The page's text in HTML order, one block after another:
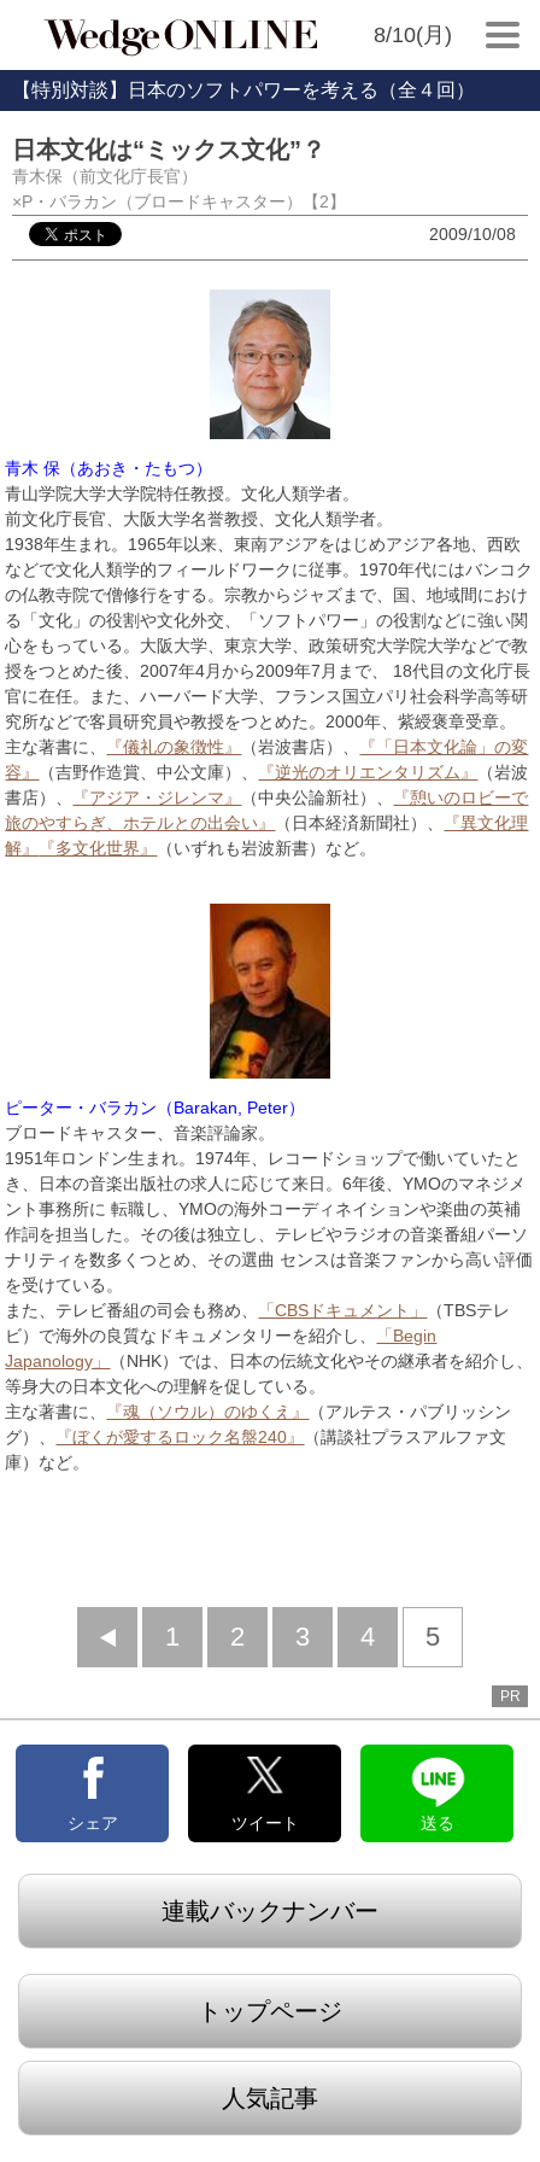
8/10(月)
【特別対談】日本のソフトパワーを考える（全４回）
日本文化は“ミックス文化”？
青木保（前文化庁長官）
×P・バラカン（ブロードキャスター）【2】
2009/10/08
青木 保（あおき・たもつ）
青山学院大学大学院特任教授。文化人類学者。
前文化庁長官、大阪大学名誉教授、文化人類学者。
1938年生まれ。1965年以来、東南アジアをはじめアジア各地、西欧
などで文化人類学的フィールドワークに従事。1970年代にはバンコク
の仏教寺院で僧修行をする。宗教からジャズまで、国、地域間におけ
る「文化」の役割や文化外交、「ソフトパワー」の役割などに強い関
心をもっている。大阪大学、東京大学、政策研究大学院大学などで教
授をつとめた後、2007年4月から2009年7月まで、 18代目の文化庁長
官に在任。また、ハーバード大学、フランス国立パリ社会科学高等研
究所などで客員研究員や教授をつとめた。2000年、紫綬褒章受章。
主な著書に、
『儀礼の象徴性』 （岩波書店）、
『「日本文化論」の変
容』
（吉野作造賞、中公文庫）、 『逆光のオリエンタリズム』
（岩波
書店）、
『アジア・ジレンマ』 （中央公論新社）、
『憩いのロビーで
旅のやすらぎ、ホテルとの出会い』
（日本経済新聞社）、
『異文化理
解』
『多文化世界』 （いずれも岩波新書）など。
ピーター・バラカン（Barakan, Peter）
ブロードキャスター、音楽評論家。
1951年ロンドン生まれ。1974年、レコードショップで働いていたと
き、日本の音楽出版社の求人に応じて来日。6年後、YMOのマネジメ
ント事務所に 転職し、YMOの海外コーディネイションや楽曲の英補
作詞を担当した。その後は独立し、テレビやラジオの音楽番組パーソ
ナリティを数多くつとめ、その選曲 センスは音楽ファンから高い評価
を受けている。
また、テレビ番組の司会も務め、
「CBSドキュメント」
（TBSテレ
ビ）で海外の良質なドキュメンタリーを紹介し、
「Begin
Japanology」
（NHK）では、日本の伝統文化やその継承者を紹介し、
等身大の日本文化への理解を促している。
主な著書に、
『魂（ソウル）のゆくえ』
（アルテス・パブリッシン
グ）、
『ぼくが愛するロック名盤240』
（講談社プラスアルファ文
庫）など。
前
1 2 3 4 5
PR
シェア ツイート 送る
連載バックナンバー
トップページ
人気記事